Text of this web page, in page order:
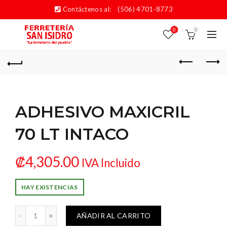
Contáctenos al: (506) 4701-8773
0 0
ADHESIVO MAXICRIL
70 LT INTACO
₡4,305.00 IVA Incluido
HAY EXISTENCIAS
70 LT INTACO cantidad
AÑADIR AL CARRITO